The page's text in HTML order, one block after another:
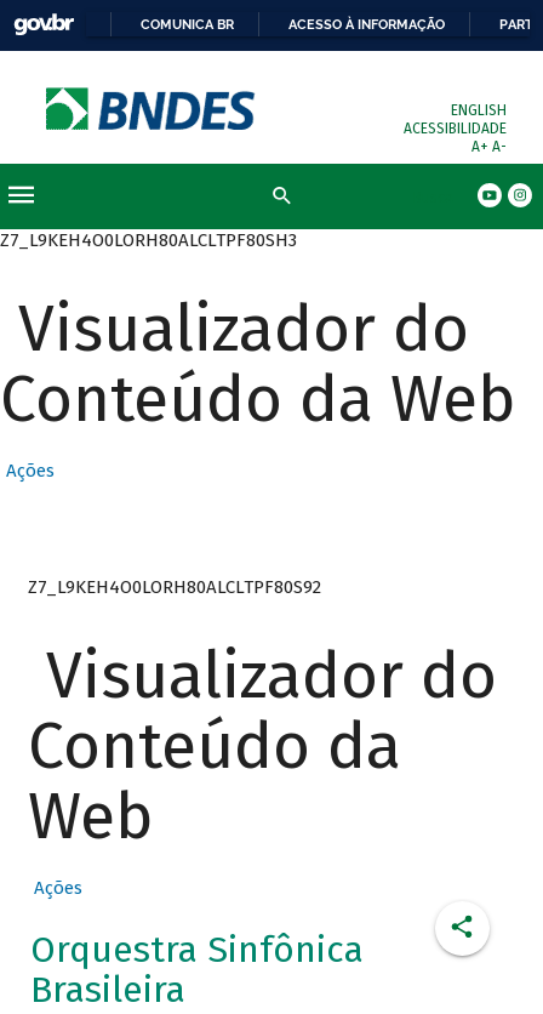
COMUNICA BR ACESSO À INFORMAÇÃO
ENGLISH
ACESSIBILIDADE
A+ A-
Z7_L9KEH4O0LORH80ALCLTPF80SH3
Visualizador do
Conteúdo da Web
Ações
Z7_L9KEH4O0LORH80ALCLTPF80S92
Visualizador do
Conteúdo da
Web
Ações
Orquestra Sinfônica
Brasileira